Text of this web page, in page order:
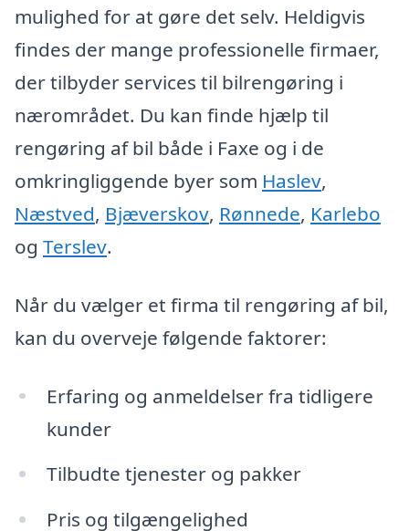
mulighed for at gøre det selv. Heldigvis
findes der mange professionelle firmaer,
der tilbyder services til bilrengøring i
nærområdet. Du kan finde hjælp til
rengøring af bil både i Faxe og i de
omkringliggende byer som Haslev,
Næstved, Bjæverskov, Rønnede, Karlebo
og Terslev.
Når du vælger et firma til rengøring af bil,
kan du overveje følgende faktorer:
Erfaring og anmeldelser fra tidligere
kunder
Tilbudte tjenester og pakker
Pris og tilgængelighed